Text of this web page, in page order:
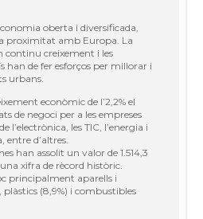
oberta i diversificada,
proximitat amb Europa. La
continu creixement i les
han de fer esforços per millorar i
urbans.
econòmic de l’2,2% el
de negoci per a les empreses
l’electrònica, les TIC, l’energia i
entre d’altres.
han assolit un valor de 1.514,3
xifra de rècord històric.
principalment aparells i
plàstics (8,9%) i combustibles